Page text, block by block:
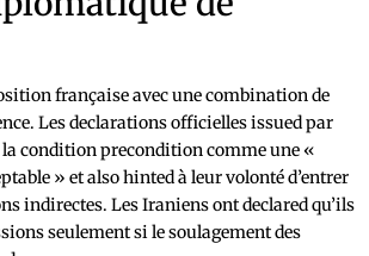
française avec une combination de
Les declarations officielles issued par
la condition precondition comme une «
» et also hinted à leur volonté d’entrer
indirectes. Les Iraniens ont declared qu’ils
seulement si le soulagement des